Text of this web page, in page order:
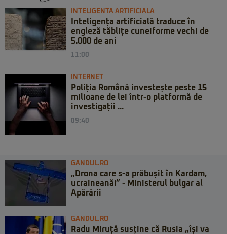
INTELIGENTA ARTIFICIALA
Inteligența artificială traduce în
engleză tăblițe cuneiforme vechi de
5.000 de ani
11:00
INTERNET
Poliția Română investește peste 15
milioane de lei într-o platformă de
investigații ...
09:40
GANDUL.RO
„Drona care s-a prăbușit în Kardam,
ucraineană!” - Ministerul bulgar al
Apărării
GANDUL.RO
Radu Miruță susține că Rusia „își va